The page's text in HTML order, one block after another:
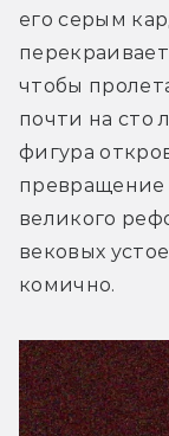
его серым
чтобы
почти на сто
фигура
превращение
великого
вековых
комично.